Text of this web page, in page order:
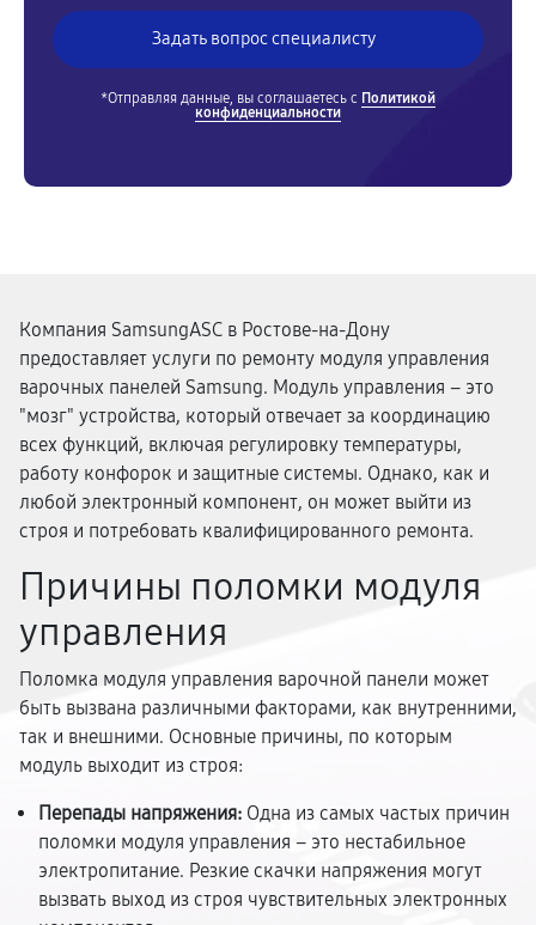
*Отправляя данные, вы соглашаетесь с Политикой
конфиденциальности
Компания SamsungASC в Ростове-на-Дону
предоставляет услуги по ремонту модуля управления
варочных панелей Samsung. Модуль управления – это
"мозг" устройства, который отвечает за координацию
всех функций, включая регулировку температуры,
работу конфорок и защитные системы. Однако, как и
любой электронный компонент, он может выйти из
строя и потребовать квалифицированного ремонта.
Причины поломки модуля
управления
Поломка модуля управления варочной панели может
быть вызвана различными факторами, как внутренними,
так и внешними. Основные причины, по которым
модуль выходит из строя:
Перепады напряжения: Одна из самых частых причин
поломки модуля управления – это нестабильное
электропитание. Резкие скачки напряжения могут
вызвать выход из строя чувствительных электронных